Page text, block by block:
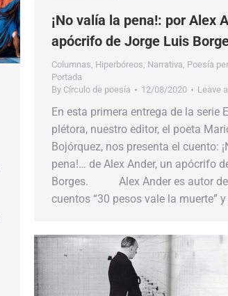
¡No valía la pena!: por Alex
apócrifo de Jorge Luis
Columnas Hiperbóreos Narrativa Poesía
Portada
By Círculo de poesía 12/08/2020 Leave
En esta primera entrega de la serie
plétora, nuestro editor, el poeta
Bojórquez, nos presenta el cuento:
pena!… de Alex Ander, un apócrifo
Borges. Alex Ander es autor de
cuentos “30 pesos vale la muerte”